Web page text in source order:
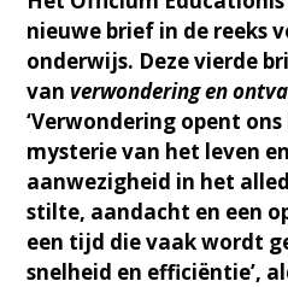
nieuwe brief in de reeks
onderwijs. Deze vierde
vanverwondering en
‘Verwondering opent
mysterie van het leven
aanwezigheid in het
stilte, aandacht en een
een tijd die vaak wordt
snelheid en efficiëntie’,